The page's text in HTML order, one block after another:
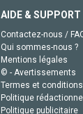
AIDE & SUPPORT
Contactez-nous /
Qui sommes-nous ?
Mentions légales
© - Avertissements
Termes et
Politique
Politique publicitaire